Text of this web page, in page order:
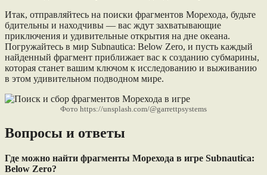
Итак, отправляйтесь на поиски фрагментов Морехода, будьте
бдительны и находчивы — вас ждут захватывающие
приключения и удивительные открытия на дне океана.
Погружайтесь в мир Subnautica: Below Zero, и пусть каждый
найденный фрагмент приближает вас к созданию субмарины,
которая станет вашим ключом к исследованию и выживанию
в этом удивительном подводном мире.
Фото https://unsplash.com/@garrettpsystems
Вопросы и ответы
Где можно найти фрагменты Морехода в игре Subnautica:
Below Zero?